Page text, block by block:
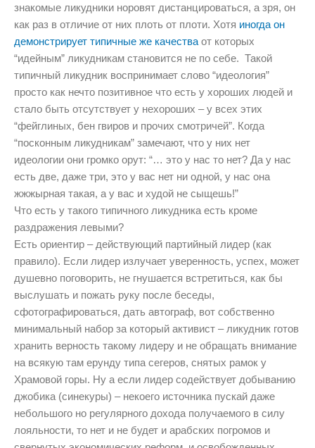
знакомые ликудники норовят дистанцироваться, а зря, он
как раз в отличие от них плоть от плоти. Хотя иногда он
демонстрирует типичные же качества от которых
“идейным” ликудникам становится не по себе. Такой
типичный ликудник воспринимает слово “идеология”
просто как нечто позитивное что есть у хороших людей и
стало быть отсутствует у нехороших – у всех этих
“фейглиных, бен гвиров и прочих смотричей”. Когда
“посконным ликудникам” замечают, что у них нет
идеологии они громко орут: “… это у нас то нет? Да у нас
есть две, даже три, это у вас нет ни одной, у нас она
жжжырная такая, а у вас и худой не сыщешь!”
Что есть у такого типичного ликудника есть кроме
раздражения левыми?
Есть ориентир – действующий партийный лидер (как
правило). Если лидер излучает уверенность, успех, может
душевно поговорить, не гнушается встретиться, как бы
выслушать и пожать руку после беседы,
сфотографироваться, дать автограф, вот собственно
минимальный набор за который активист – ликудник готов
хранить верность такому лидеру и не обращать внимание
на всякую там ерунду типа сегеров, снятых рамок у
Храмовой горы. Ну а если лидер содействует добыванию
джобика (синекуры) – некоего источника пускай даже
небольшого но регулярного дохода получаемого в силу
лояльности, то нет и не будет и арабских погромов и